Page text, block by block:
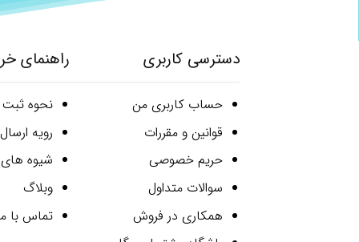
دسترسی کاربری
حساب کاربری من
قوانین و مقررات
حریم خصوصی
سوالات متداول
همکاری در فروش
راهنمای
نحوه
رویه
شیوه
وبلاگ
تماس با